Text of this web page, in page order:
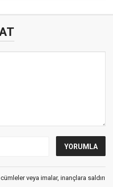
veya imalar, inançlara saldırı